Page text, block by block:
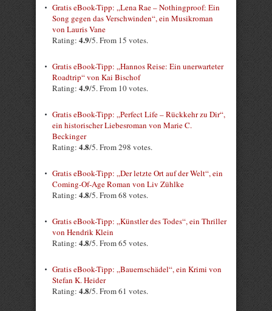
Gratis eBook-Tipp: „Lena Rae – Nothingproof: Ein
Song gegen das Verschwinden“, ein Musikroman
von Lauris Vane
Rating: 4.9/5. From 15 votes.
Gratis eBook-Tipp: „Hannos Reise: Ein unerwarteter
Roadtrip“ von Kai Bischof
Rating: 4.9/5. From 10 votes.
Gratis eBook-Tipp: „Perfect Life – Rückkehr zu Dir“,
ein historischer Liebesroman von Marie C.
Beckinger
Rating: 4.8/5. From 298 votes.
Gratis eBook-Tipp: „Der letzte Ort auf der Welt“, ein
Coming-Of-Age Roman von Liv Zühlke
Rating: 4.8/5. From 68 votes.
Gratis eBook-Tipp: „Künstler des Todes“, ein Thriller
von Hendrik Klein
Rating: 4.8/5. From 65 votes.
Gratis eBook-Tipp: „Bauernschädel“, ein Krimi von
Stefan K. Heider
Rating: 4.8/5. From 61 votes.